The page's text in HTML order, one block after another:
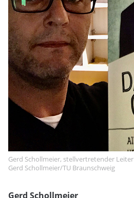
Gerd Schollmeier, stellvertretender
Gerd Schollmeier/TU Braunschweig
Gerd Schollmeier